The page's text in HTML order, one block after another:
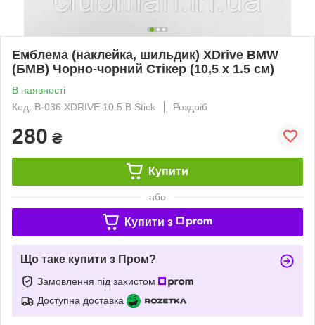
Емблема (наклейка, шильдик) XDrive BMW
(БМВ) Чорно-чорний Стікер (10,5 x 1.5 см)
В наявності
Код: B-036 XDRIVE 10.5 B Stick
Роздріб
280 ₴
Купити
або
Купити з
Що таке купити з Пром?
Замовлення під захистом
Доступна доставка